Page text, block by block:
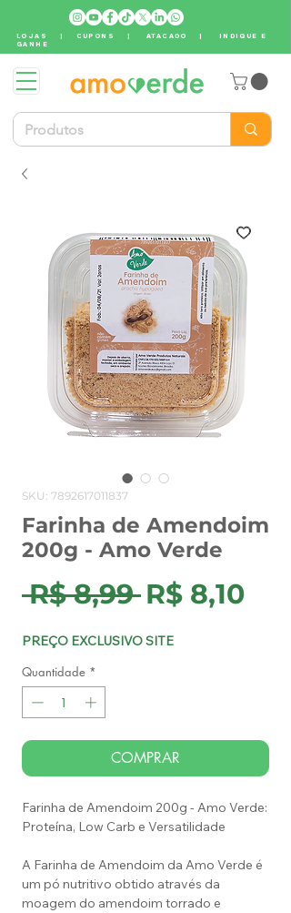
LOJAS | CUPONS |ATACADO | INDIQUE E
GANHE
SKU: 7892617011837
Farinha de Amendoim
200g - Amo Verde
R$ 8,99 Preço
normal
R$ 8,10
PREÇO EXCLUSIVO SITE
Quantidade *
COMPRAR
Farinha de Amendoim 200g - Amo Verde:
Proteína, Low Carb e Versatilidade
A Farinha de Amendoim da Amo Verde é
um pó nutritivo obtido através da
moagem do amendoim torrado e